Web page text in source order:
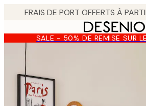
content.SALE - 50% DE REMISE SUR